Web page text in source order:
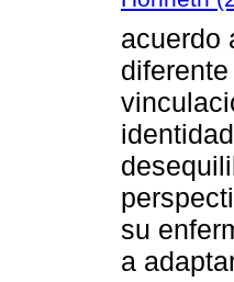
acuerdo
su
a